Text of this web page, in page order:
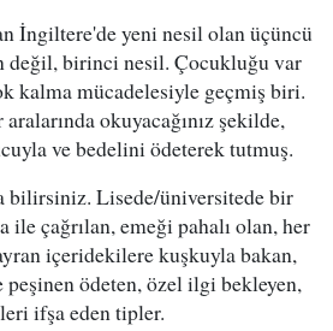
İngiltere'de yeni nesil olan üçüncü
değil, birinci nesil. Çocukluğu var
kalma mücadelesiyle geçmiş biri.
okuyacağınız şekilde,
ve bedelini ödeterek tutmuş.
bilirsiniz. Lisede/üniversitede bir
çağrılan, emeği pahalı olan, her
içeridekilere kuşkuyla bakan,
peşinen ödeten, özel ilgi bekleyen,
ifşa eden tipler.